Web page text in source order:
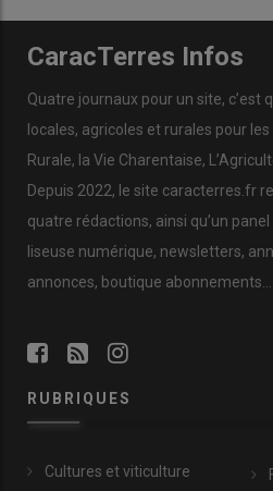
CaracTerres Infos
Quatre journaux pour un site, c’est
locales, agricoles et rurales pour
Rurale, la Vie Charentaise,
Depuis 2022, le site caracterres.fr
quatre rédactions, ainsi qu’un
liseuse numérique, newsletters,
annonces, boutique abonnements…
RUBRIQUES
Cultures et viticulture